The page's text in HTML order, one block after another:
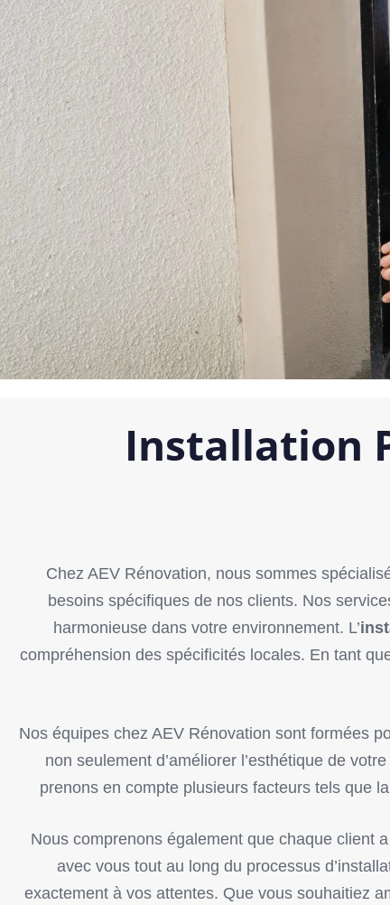
Installation
Chez AEV Rénovation, nous sommes
besoins spécifiques de nos clients. Nos
harmonieuse dans votre environnement. L’
compréhension des spécificités locales. En tant
Nos équipes chez AEV Rénovation sont formées
non seulement d’améliorer l’esthétique de
prenons en compte plusieurs facteurs tels que
Nous comprenons également que chaque client
avec vous tout au long du processus
exactement à vos attentes. Que vous souhaitiez